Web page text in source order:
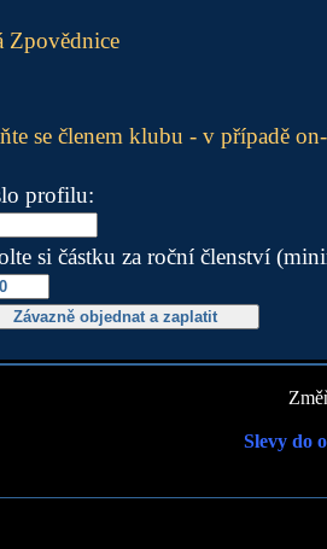
Zpovědnice
se členem klubu - v případě
profilu:
si částku za roční členství
Slevy do